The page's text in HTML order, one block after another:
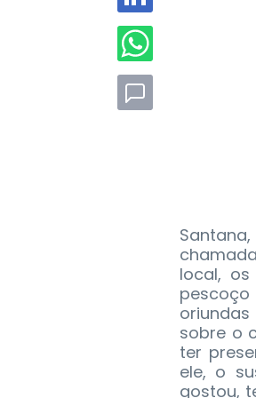
local,
sobre o
ter
ele, o
gostou,